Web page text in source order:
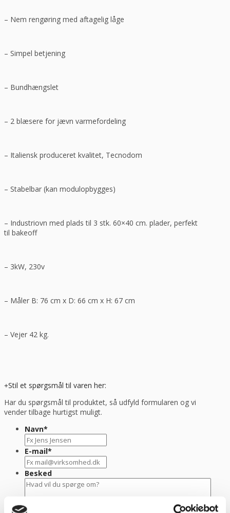
– Nem rengøring med aftagelig låge
– Simpel betjening
– Bundhængslet
– 2 blæsere for jævn varmefordeling
– Italiensk produceret kvalitet, Tecnodom
– Stabelbar (kan modulopbygges)
– Industriovn med plads til 3 stk. 60×40 cm. plader, perfekt
til bakeoff
– 3kW, 230v
– Måler B: 76 cm x D: 66 cm x H: 67 cm
– Vejer 42 kg.
Stil et spørgsmål til varen her:
Har du spørgsmål til produktet, så udfyld formularen og vi
vender tilbage hurtigst muligt.
Navn*
E-mail*
Besked